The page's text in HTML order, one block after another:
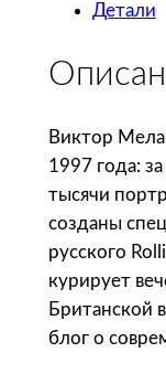
т
о
т
о
в
а
р
а
A
Детали
Виктор
1997 года:
тысячи
созданы
русского
курирует
Британской
блог о